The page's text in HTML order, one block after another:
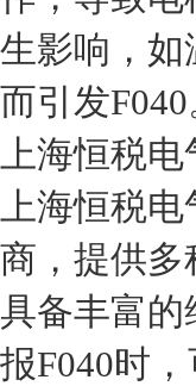
生影响，如
而引发F040
上海恒税电
上海恒税电
商，提供多
具备丰富
报F040时